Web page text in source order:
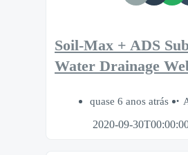
Soil-Max + ADS
Water Drainage
quase 6 anos atrás
2020-09-